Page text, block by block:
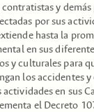
y demás
por sus
hasta la
en sus
y culturales para
los accidentes
en sus
el Decreto